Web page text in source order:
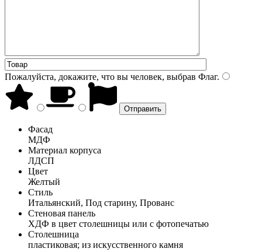
Пожалуйста, докажите, что вы человек, выбрав Флаг.
Фасад
МДФ
Материал корпуса
ЛДСП
Цвет
Желтый
Стиль
Итальянский, Под старину, Прованс
Стеновая панель
ХДФ в цвет столешницы или с фотопечатью
Столешница
пластиковая; из искусственного камня